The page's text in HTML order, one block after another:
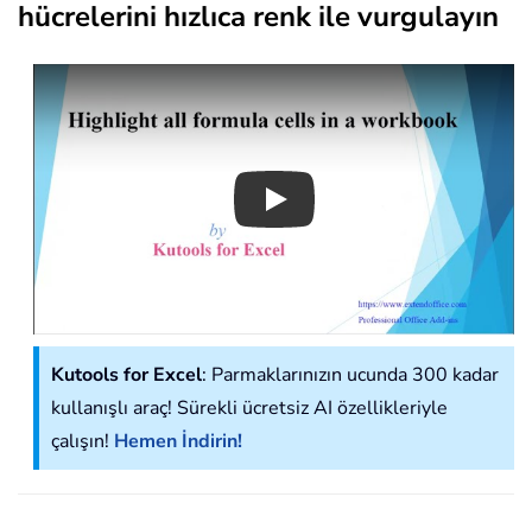
hücrelerini hızlıca renk ile vurgulayın
Play
Kutools for Excel: Parmaklarınızın ucunda 300 kadar
kullanışlı araç! Sürekli ücretsiz AI özellikleriyle
çalışın! Hemen İndirin!